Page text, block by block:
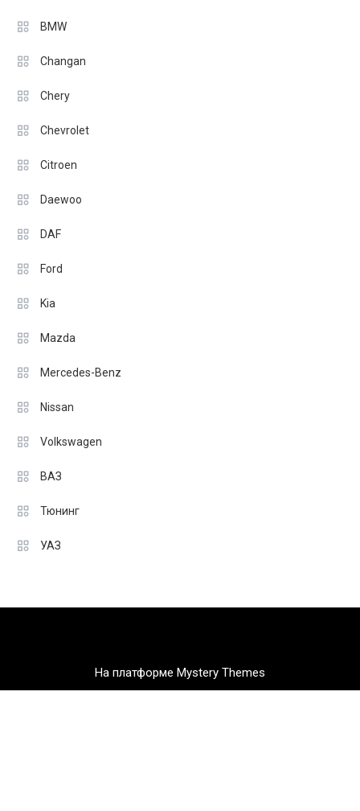
BMW
Changan
Chery
Chevrolet
Citroen
Daewoo
DAF
Ford
Kia
Mazda
Mercedes-Benz
Nissan
Volkswagen
ВАЗ
Тюнинг
УАЗ
На платформе Mystery Themes